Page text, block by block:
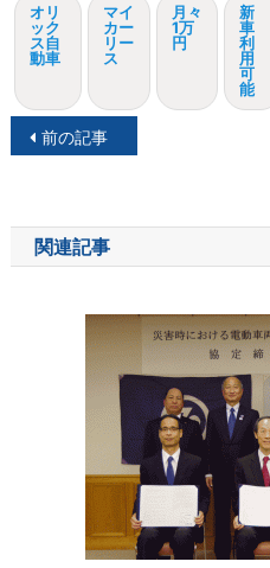
オリ
ック
ス自
動車
マイ
カー
リー
ス
月々
1万
円
新
車
利
用
可
能
投
ナ
ビ
前の記事
関連記事